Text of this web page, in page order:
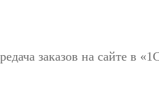
заказов на сайте в